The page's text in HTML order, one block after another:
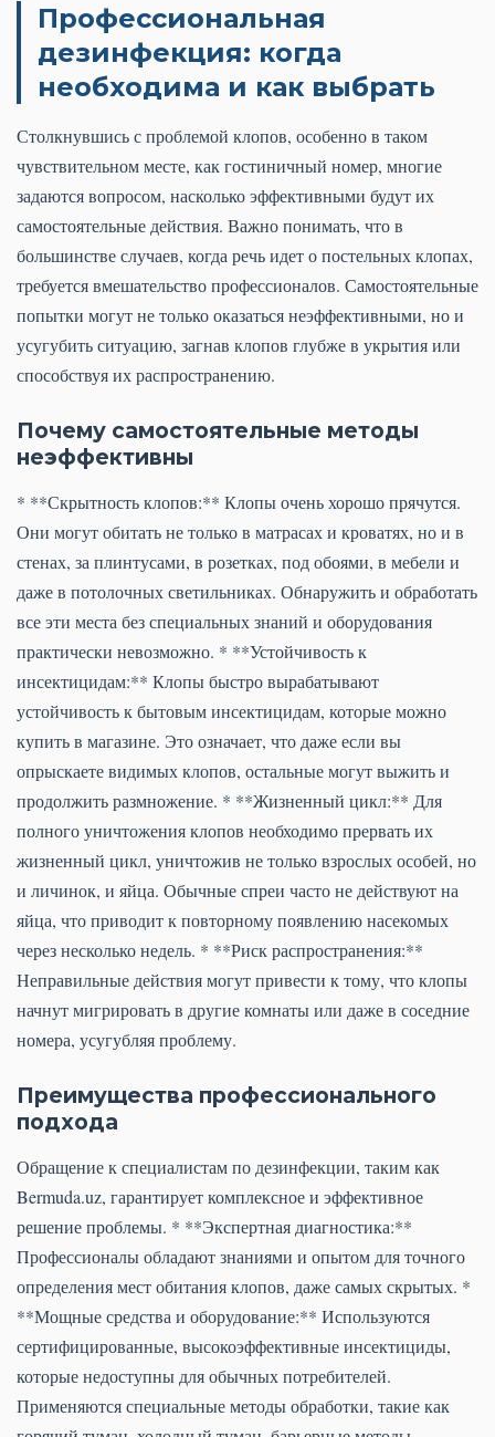
Профессиональная
дезинфекция: когда
необходима и как выбрать
Столкнувшись с проблемой клопов, особенно в таком
чувствительном месте, как гостиничный номер, многие
задаются вопросом, насколько эффективными будут их
самостоятельные действия. Важно понимать, что в
большинстве случаев, когда речь идет о постельных клопах,
требуется вмешательство профессионалов. Самостоятельные
попытки могут не только оказаться неэффективными, но и
усугубить ситуацию, загнав клопов глубже в укрытия или
способствуя их распространению.
Почему самостоятельные методы
неэффективны
* **Скрытность клопов:** Клопы очень хорошо прячутся.
Они могут обитать не только в матрасах и кроватях, но и в
стенах, за плинтусами, в розетках, под обоями, в мебели и
даже в потолочных светильниках. Обнаружить и обработать
все эти места без специальных знаний и оборудования
практически невозможно. * **Устойчивость к
инсектицидам:** Клопы быстро вырабатывают
устойчивость к бытовым инсектицидам, которые можно
купить в магазине. Это означает, что даже если вы
опрыскаете видимых клопов, остальные могут выжить и
продолжить размножение. * **Жизненный цикл:** Для
полного уничтожения клопов необходимо прервать их
жизненный цикл, уничтожив не только взрослых особей, но
и личинок, и яйца. Обычные спреи часто не действуют на
яйца, что приводит к повторному появлению насекомых
через несколько недель. * **Риск распространения:**
Неправильные действия могут привести к тому, что клопы
начнут мигрировать в другие комнаты или даже в соседние
номера, усугубляя проблему.
Преимущества профессионального
подхода
Обращение к специалистам по дезинфекции, таким как
Bermuda.uz, гарантирует комплексное и эффективное
решение проблемы. * **Экспертная диагностика:**
Профессионалы обладают знаниями и опытом для точного
определения мест обитания клопов, даже самых скрытых. *
**Мощные средства и оборудование:** Используются
сертифицированные, высокоэффективные инсектициды,
которые недоступны для обычных потребителей.
Применяются специальные методы обработки, такие как